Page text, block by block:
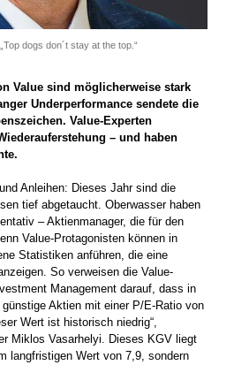
dogs don´t stay at the top.“
Value sind möglicherweise stark
Underperformance sendete die
Value-Experten
– und haben
Anleihen: Dieses Jahr sind die
tief abgetaucht. Oberwasser haben
– Aktienmanager, die für den
Value-Protagonisten können in
Statistiken anführen, die eine
So verweisen die Value-
Management darauf, dass in
Aktien mit einer P/E-Ratio von
Wert ist historisch niedrig“,
Miklos Vasarhelyi. Dieses KGV liegt
langfristigen Wert von 7,9, sondern